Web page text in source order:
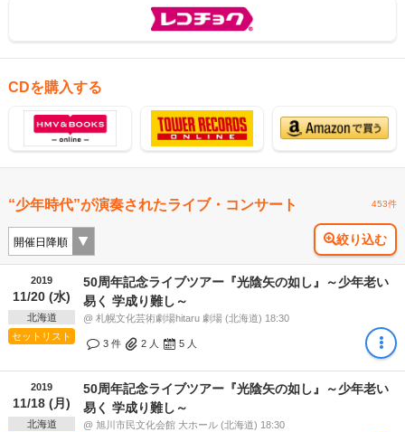
CDを購入する
“少年時代”が演奏されたライブ・コンサート 453件
絞り込む
2019
11/20 (水)
北海道
セットリスト
50周年記念ライブツアー『光陰矢の如し』～少年老い
易く 学成り難し～
@ 札幌文化芸術劇場hitaru 劇場 (北海道) 18:30
3 件 2 人 5 人
2019
11/18 (月)
北海道
50周年記念ライブツアー『光陰矢の如し』～少年老い
易く 学成り難し～
@ 旭川市民文化会館 大ホール (北海道) 18:30